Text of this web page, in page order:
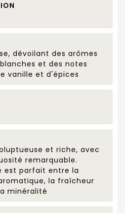
dévoilant des arômes
et des notes
vanille et d'épices
et riche, avec
remarquable.
est parfait entre la
la fraîcheur
minéralité